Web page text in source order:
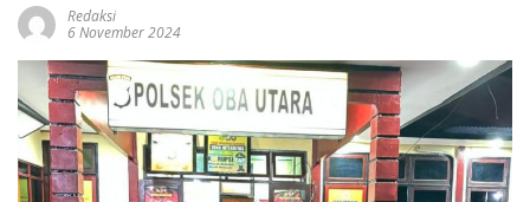
Redaksi
6 November 2024